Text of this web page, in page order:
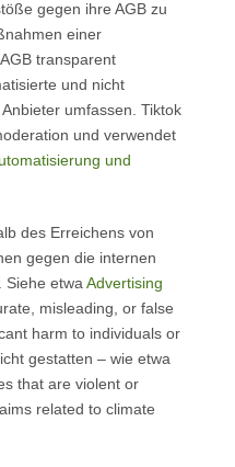
gegen ihre AGB zu
einer
transparent
und nicht
umfassen. Tiktok
und verwendet
und
des Erreichens von
gegen die internen
Siehe etwaAdvertising
misleading, or false
harm to individuals or
gestatten – wie etwa
that are violent or
related to climate